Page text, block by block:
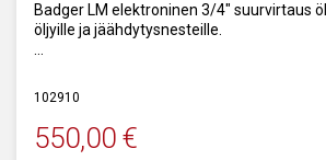
Badger LM elektroninen 3/4" suurvirtaus
öljyille ja jäähdytysnesteille.
102910
550,00 €